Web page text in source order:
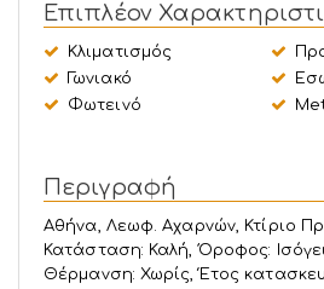
Επιπλέον
Κλιματισμός
Γωνιακό
Φωτεινό
Περιγραφή
Αθήνα, Λεωφ. Αχαρνών, Κτίριο
Κατάσταση: Καλή, Όροφος:
Θέρμανση: Χωρίς, Έτος